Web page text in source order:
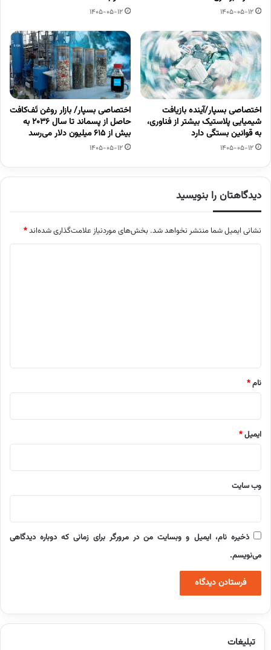
1405-05-12
1405-05-12
اختصاصی بسپار/آینده بازیافت
شیمیایی پلاستیک بیشتر از فناوری،
به قوانین بستگی دارد
1405-05-12
اختصاصی بسپار/ بازار روغن تَف‌کافت
حاصل از پسماند تا سال ۲۰۳۶ به
بیش از ۶۱۵ میلیون دلار می‌رسد
1405-05-12
دیدگاهتان را بنویسید
نشانی ایمیل شما منتشر نخواهد شد. بخش‌های موردنیاز علامت‌گذاری شده‌اند*
نام*
ایمیل*
وب‌ سایت
ذخیره نام، ایمیل و وبسایت من در مرورگر برای زمانی که دوباره دیدگاهی
می‌نویسم.
تبلیغات